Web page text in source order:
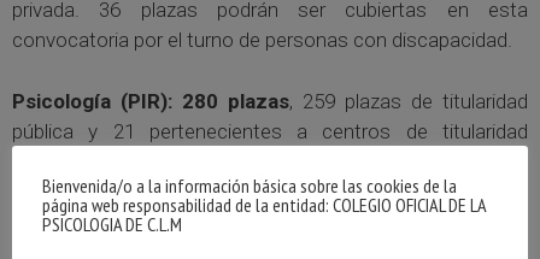
privada. 36 plazas podrán ser cubiertas en esta
convocatoria por el turno de personas con discapacidad.
Psicología (PIR): 280 plazas, 259 plazas de titularidad
pública y 21 pertenecientes a centros de titularidad
convocatoria por el turno de personas con discapacidad.
Bienvenida/o a la información básica sobre las cookies de la
página web responsabilidad de la entidad: COLEGIO OFICIAL DE LA
PSICOLOGIA DE C.L.M